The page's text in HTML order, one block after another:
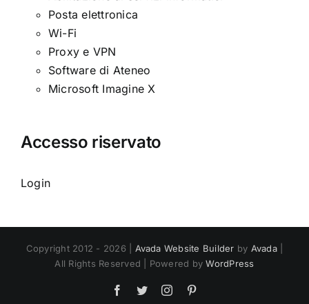
Posta elettronica
Wi-Fi
Proxy e VPN
Software di Ateneo
Microsoft Imagine X
Accesso riservato
Login
Copyright 2012 - 2026 | Avada Website Builder by Avada|
All Rights Reserved | Powered byWordPress
Facebook
TwitterInstagram